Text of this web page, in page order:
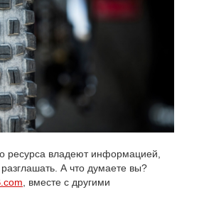
ресурса владеют информацией,
А что думаете вы?
, вместе с другими